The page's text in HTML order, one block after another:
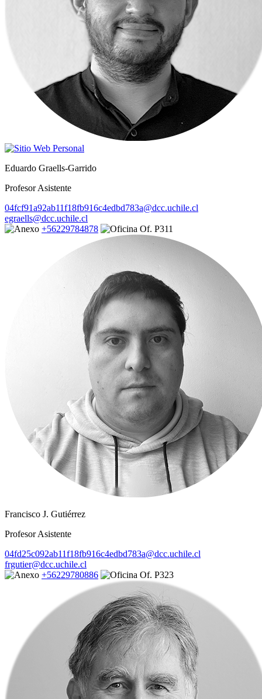
Eduardo Graells-Garrido
Profesor Asistente
04fcf91a92ab11f18fb916c4edbd783a@dcc.uchile.cl
egraells@dcc.uchile.cl
+56229784878
Of. P311
Francisco J. Gutiérrez
Profesor Asistente
04fd25c092ab11f18fb916c4edbd783a@dcc.uchile.cl
frgutier@dcc.uchile.cl
+56229780886
Of. P323